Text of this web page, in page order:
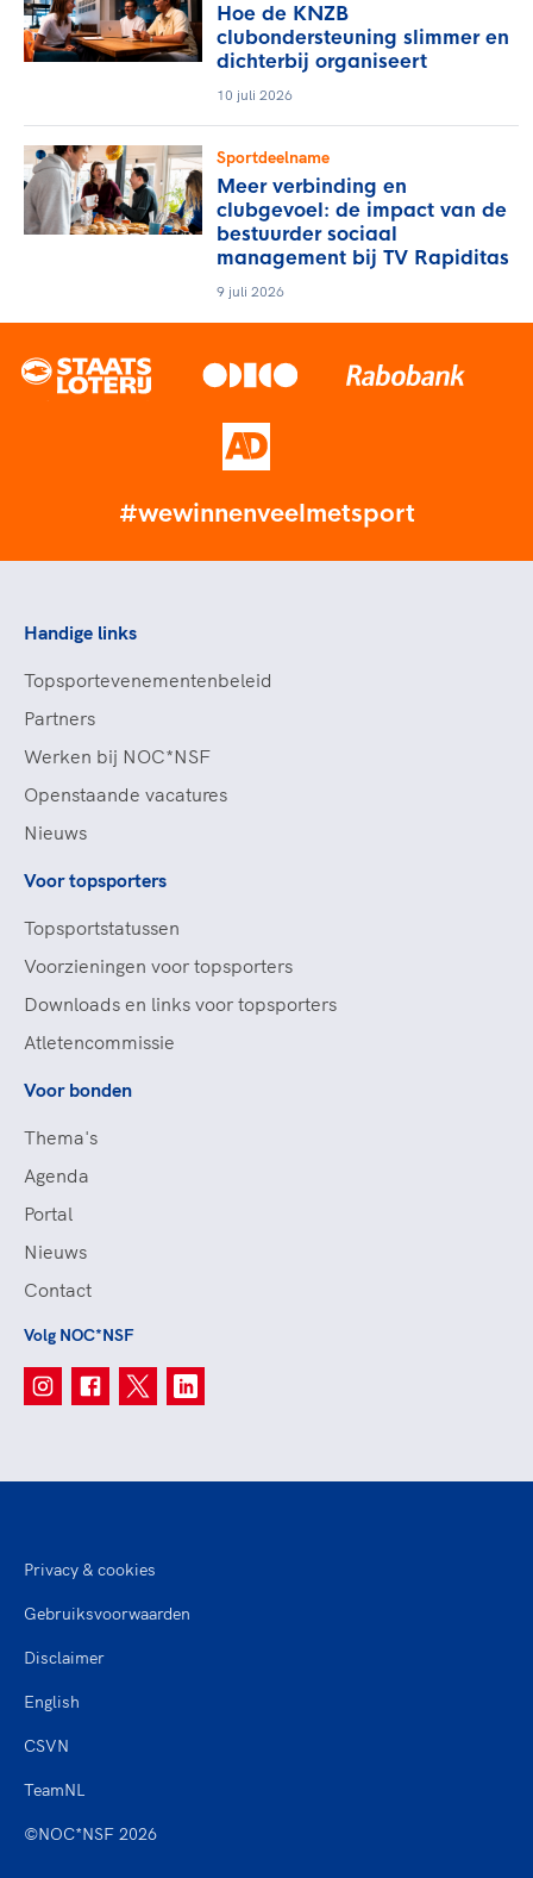
Hoe de KNZB
clubondersteuning slimmer en
dichterbij organiseert
10 juli 2026
Sportdeelname
Meer verbinding en
clubgevoel: de impact van de
bestuurder sociaal
management bij TV Rapiditas
9 juli 2026
#wewinnenveelmetsport
Handige links
Topsportevenementenbeleid
Partners
Werken bij NOC*NSF
Openstaande vacatures
Nieuws
Voor topsporters
Topsportstatussen
Voorzieningen voor topsporters
Downloads en links voor topsporters
Atletencommissie
Voor bonden
Thema's
Agenda
Portal
Nieuws
Contact
Volg NOC*NSF
©NOC*NSF 2026
Privacy & cookies
Gebruiksvoorwaarden
Disclaimer
English
CSVN
TeamNL